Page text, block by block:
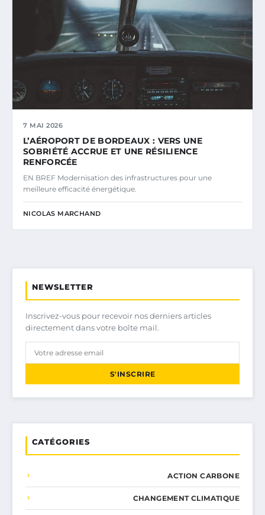
7 MAI 2026
L’AÉROPORT DE BORDEAUX : VERS UNE
SOBRIÉTÉ ACCRUE ET UNE RÉSILIENCE
RENFORCÉE
EN BREF Modernisation des infrastructures pour une
meilleure efficacité énergétique.
NICOLAS MARCHAND
NEWSLETTER
Inscrivez-vous pour recevoir nos derniers articles
directement dans votre boîte mail.
S'INSCRIRE
CATÉGORIES
ACTION CARBONE
CHANGEMENT CLIMATIQUE